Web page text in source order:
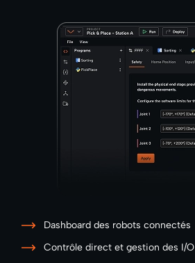
Dashboard des robots connectés
Contrôle direct et gestion des I/O